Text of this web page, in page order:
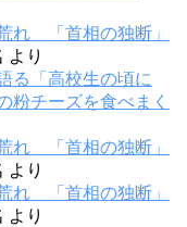
れ 「首相の独断」
より
る「高校生の頃に
粉チーズを食べまく
れ 「首相の独断」
より
れ 「首相の独断」
より